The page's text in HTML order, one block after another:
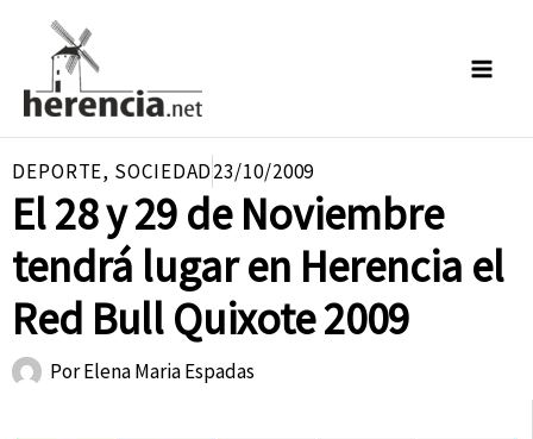
contenido
DEPORTE, SOCIEDAD23/10/2009
El 28 y 29 de Noviembre
tendrá lugar en Herencia el
Red Bull Quixote 2009
PorElena Maria Espadas